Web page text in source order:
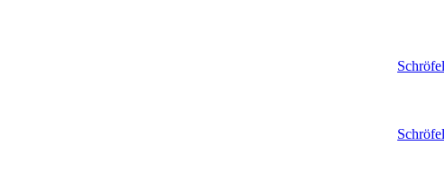
Schröfel
Schröfel